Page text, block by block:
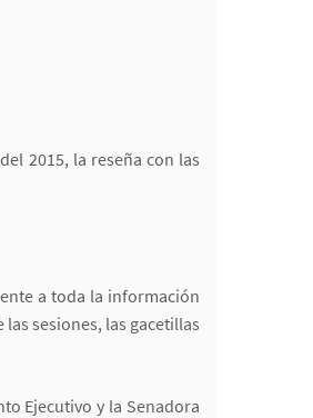
2015, la reseña con las
a toda la información
sesiones, las gacetillas
Ejecutivo y la Senadora